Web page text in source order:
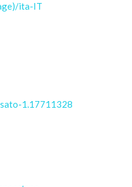
ita-IT
1.17711328